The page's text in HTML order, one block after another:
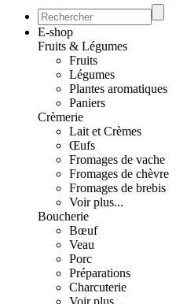
E-shop
Fruits & Légumes
Fruits
Légumes
Plantes aromatiques
Paniers
Crèmerie
Lait et Crèmes
Œufs
Fromages de vache
Fromages de chèvre
Fromages de brebis
Voir plus...
Boucherie
Bœuf
Veau
Porc
Préparations
Charcuterie
Voir plus...